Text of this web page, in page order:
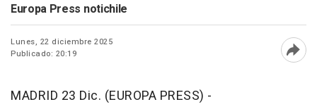
Europa Press notichile
Lunes, 22 diciembre 2025
Publicado: 20:19
MADRID 23 Dic. (EUROPA PRESS) -